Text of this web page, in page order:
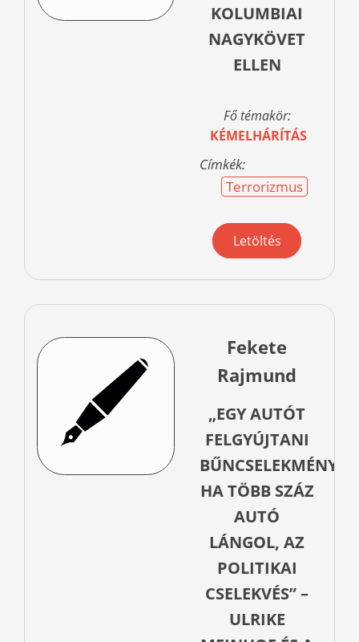
KOLUMBIAI
NAGYKÖVET
ELLEN
Fő témakör:
KÉMELHÁRÍTÁS
Címkék:
Terrorizmus
Letöltés
Fekete
Rajmund
„EGY AUTÓT
FELGYÚJTANI
BŰNCSELEKMÉNY.
HA TÖBB SZÁZ
AUTÓ
LÁNGOL, AZ
POLITIKAI
CSELEKVÉS” –
ULRIKE